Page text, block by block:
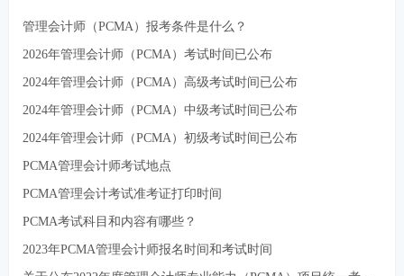
管理会计师（PCMA）报考条件是什么？
2026年管理会计师（PCMA）考试时间已公布
2024年管理会计师（PCMA）高级考试时间已公布
2024年管理会计师（PCMA）中级考试时间已公布
2024年管理会计师（PCMA）初级考试时间已公布
PCMA管理会计师考试地点
PCMA管理会计考试准考证打印时间
PCMA考试科目和内容有哪些？
2023年PCMA管理会计师报名时间和考试时间